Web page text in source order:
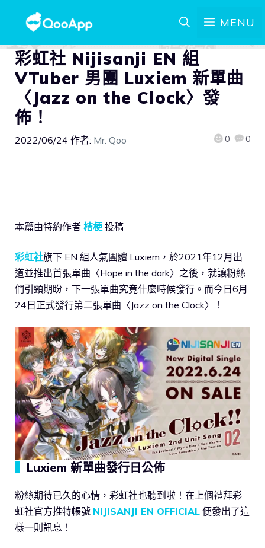
MENU
彩虹社 Nijisanji EN 組
VTuber 男團 Luxiem 新單曲
〈Jazz on the Clock〉發
佈！
2022/06/24 作者: Mr. Qoo 0 0
本篇由特約作者 桔梗 投稿
彩虹社旗下 EN 組人氣團體 Luxiem，於2021年12月出
道並推出首張單曲〈Hope in the dark〉之後，就讓粉絲
們引頸期盼，下一張單曲究竟什麼時候發行。而今日6月
24日正式發行第二張單曲〈Jazz on the Clock〉！
Luxiem 新單曲發行日公佈
粉絲期待已久的心情，彩虹社也聽到啦！在上個禮拜彩
虹社官方推特帳號 NIJISANJI EN OFFICIAL 便發出了這
樣一則訊息！